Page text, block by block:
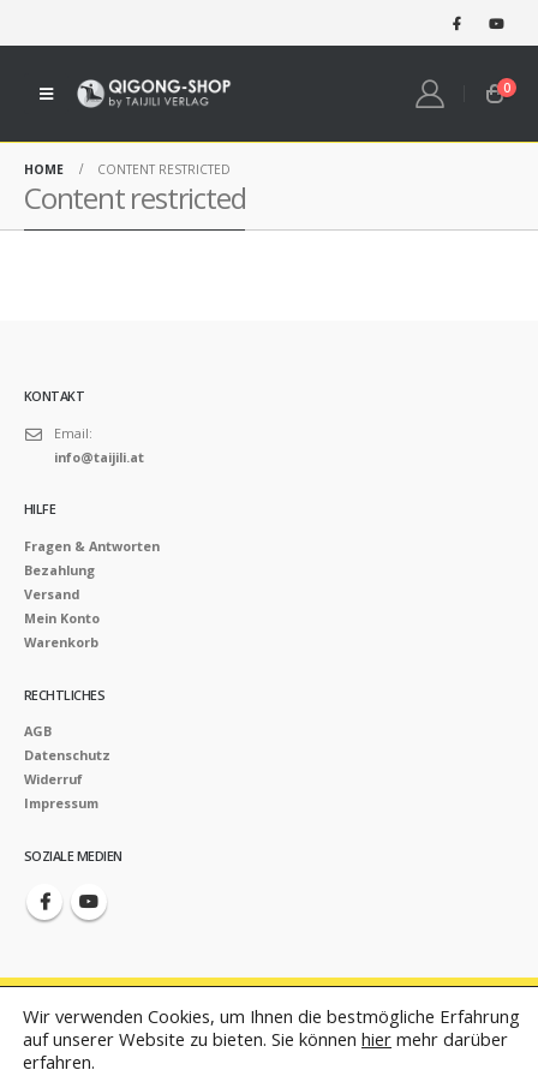
0
HOME CONTENT RESTRICTED
Content restricted
KONTAKT
Email:
info@taijili.at
HILFE
Fragen & Antworten
Bezahlung
Versand
Mein Konto
Warenkorb
RECHTLICHES
AGB
Datenschutz
Widerruf
Impressum
SOZIALE MEDIEN
© Copyright 2020 Dr. LI Xiaoqiu Taijili e. U. - www.taijili.at - TAIJILI VERLAG. All Rights
Wir verwenden Cookies, um Ihnen die bestmögliche Erfahrung
auf unserer Website zu bieten. Sie können hier mehr darüber
erfahren.